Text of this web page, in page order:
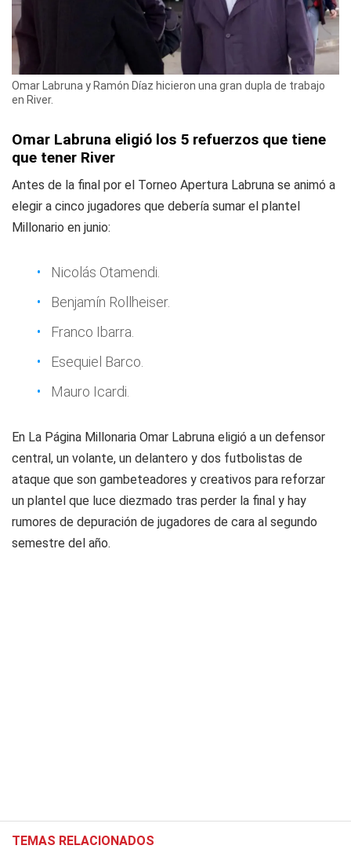
Omar Labruna y Ramón Díaz hicieron una gran dupla de trabajo
en River.
Omar Labruna eligió los 5 refuerzos que tiene
que tener River
Antes de la final por el Torneo Apertura Labruna se animó a
elegir a cinco jugadores que debería sumar el plantel
Millonario en junio:
Nicolás Otamendi.
Benjamín Rollheiser.
Franco Ibarra.
Esequiel Barco.
Mauro Icardi.
En La Página Millonaria Omar Labruna eligió a un defensor
central, un volante, un delantero y dos futbolistas de
ataque que son gambeteadores y creativos para reforzar
un plantel que luce diezmado tras perder la final y hay
rumores de depuración de jugadores de cara al segundo
semestre del año.
TEMAS RELACIONADOS